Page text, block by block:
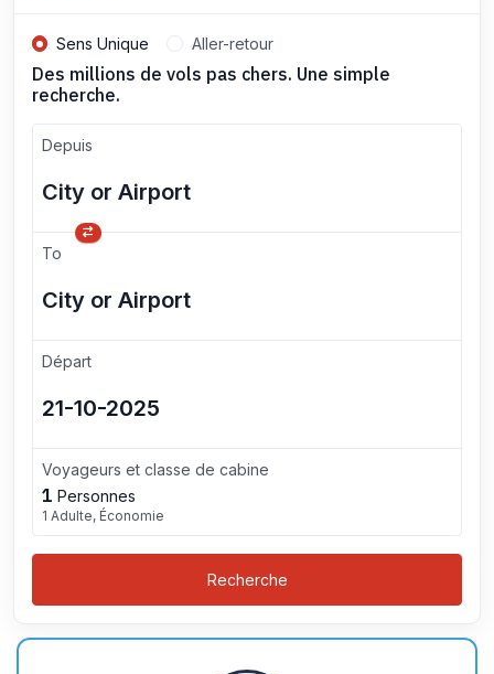
Sens Unique Aller-retour
Des millions de vols pas chers. Une simple
recherche.
Depuis
To
Départ
Voyageurs et classe de cabine
1 Personnes
1 Adulte, Économie
Recherche